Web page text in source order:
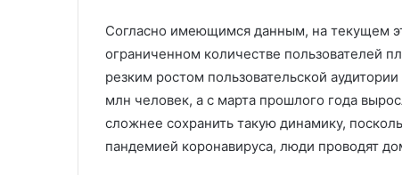
Согласно имеющимся данным, на текущем
ограниченном количестве пользователей
резким ростом пользовательской
млн человек, а с марта прошлого года
сложнее сохранить такую динамику,
пандемией коронавируса, люди проводят